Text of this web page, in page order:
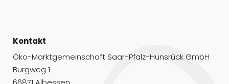
Kontakt
Öko-Marktgemeinschaft Saar-Pfalz-Hunsrück GmbH
Burgweg 1